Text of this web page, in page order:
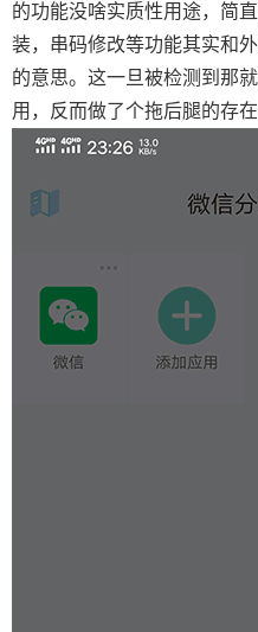
的功能没啥实质性用途，简
装，串码修改等功能其实和
的意思。这一旦被检测到那
用，反而做了个拖后腿的存